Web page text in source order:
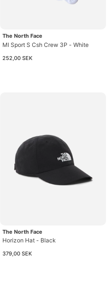
The North Face
Ml Sport S Csh Crew 3P - White
252,00 SEK
The North Face
Horizon Hat - Black
379,00 SEK